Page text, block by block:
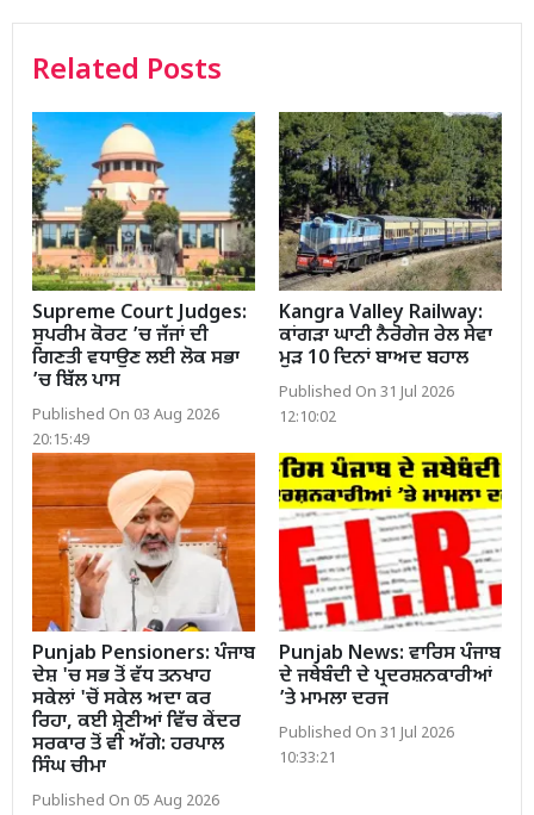
Related Posts
Supreme Court Judges:
ਸੁਪਰੀਮ ਕੋਰਟ ’ਚ ਜੱਜਾਂ ਦੀ
ਗਿਣਤੀ ਵਧਾਉਣ ਲਈ ਲੋਕ ਸਭਾ
’ਚ ਬਿੱਲ ਪਾਸ
Published On 03 Aug 2026
20:15:49
Kangra Valley Railway:
ਕਾਂਗੜਾ ਘਾਟੀ ਨੈਰੋਗੇਜ ਰੇਲ ਸੇਵਾ
ਮੁੜ 10 ਦਿਨਾਂ ਬਾਅਦ ਬਹਾਲ
Published On 31 Jul 2026
12:10:02
Punjab Pensioners: ਪੰਜਾਬ
ਦੇਸ਼ 'ਚ ਸਭ ਤੋਂ ਵੱਧ ਤਨਖਾਹ
ਸਕੇਲਾਂ 'ਚੋਂ ਸਕੇਲ ਅਦਾ ਕਰ
ਰਿਹਾ, ਕਈ ਸ਼੍ਰੇਣੀਆਂ ਵਿੱਚ ਕੇਂਦਰ
ਸਰਕਾਰ ਤੋਂ ਵੀ ਅੱਗੇ: ਹਰਪਾਲ
ਸਿੰਘ ਚੀਮਾ
Published On 05 Aug 2026
Punjab News: ਵਾਰਿਸ ਪੰਜਾਬ
ਦੇ ਜਥੇਬੰਦੀ ਦੇ ਪ੍ਰਦਰਸ਼ਨਕਾਰੀਆਂ
’ਤੇ ਮਾਮਲਾ ਦਰਜ
Published On 31 Jul 2026
10:33:21